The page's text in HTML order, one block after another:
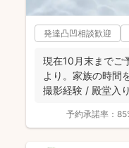
発達凸凹相談歓迎
現在10月末までご
より。家族の時間
撮影経験 / 殿堂入
予約承諾率：